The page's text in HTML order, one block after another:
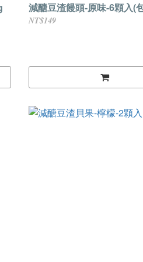
減醣豆渣饅頭-原味-6顆入(
NT$149